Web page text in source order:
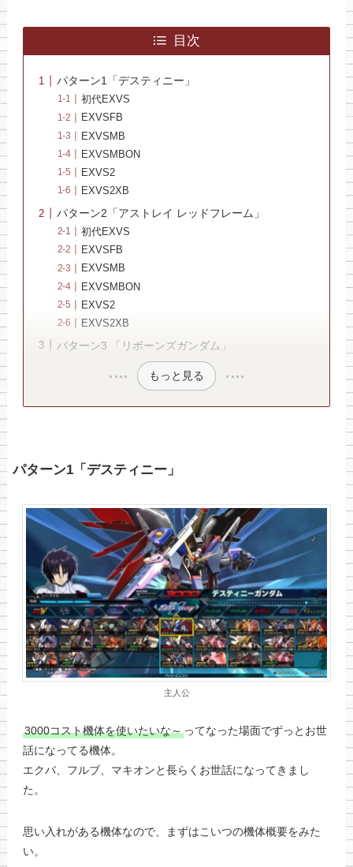
目次
パターン1「デスティニー」
初代EXVS
EXVSFB
EXVSMB
EXVSMBON
EXVS2
EXVS2XB
パターン2「アストレイ レッドフレーム」
初代EXVS
EXVSFB
EXVSMB
EXVSMBON
EXVS2
EXVS2XB
パターン3 「リボーンズガンダム」
もっと見る
パターン1「デスティニー」
主人公
3000コスト機体を使いたいな～ってなった場面でずっとお世
話になってる機体。
エクバ、フルブ、マキオンと長らくお世話になってきまし
た。
思い入れがある機体なので、まずはこいつの機体概要をみた
い。